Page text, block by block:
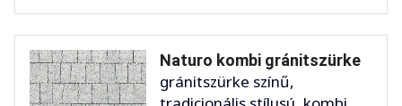
Naturo kombi gránitszürke
gránitszürke színű,